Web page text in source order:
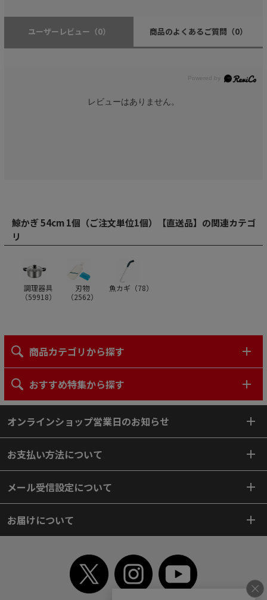
ユーザーレビュー （0） 商品のよくあるご質問 （0）
レビューはありません。
鯨かぎ 54cm 1個（ご注文単位1個）【直送品】の関連カテゴ
リ
調理器具
（59918）
刃物
（2562）
魚カギ（78）
商品カテゴリから探す
おすすめ特集から探す
オンラインショップ営業日のお知らせ
お支払い方法について
メール受信設定について
お届けについて